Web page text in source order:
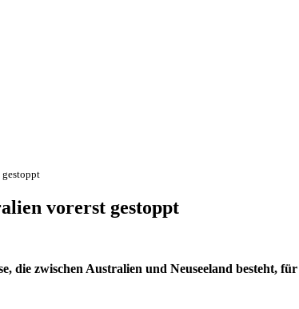
gestoppt
vorerst gestoppt
die zwischen Australien und Neuseeland besteht,